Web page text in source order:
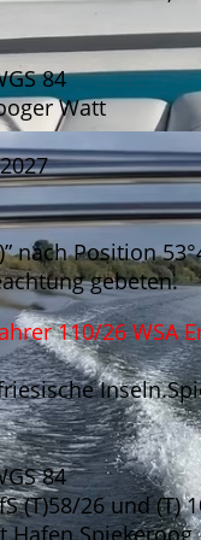
84
Watt
nach Position
gebeten.
110/26 WSA
84
(T)58/26 und
Hafen Spiekeroog